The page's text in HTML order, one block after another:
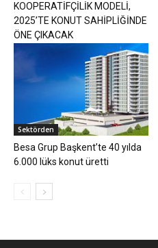
KOOPERATİFÇİLİK MODELİ,
2025’TE KONUT SAHİPLİĞİNDE
ÖNE ÇIKACAK
Sektörden
Besa Grup Başkent’te 40 yılda
6.000 lüks konut üretti